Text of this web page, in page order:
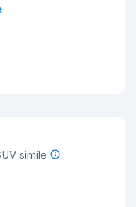
simile